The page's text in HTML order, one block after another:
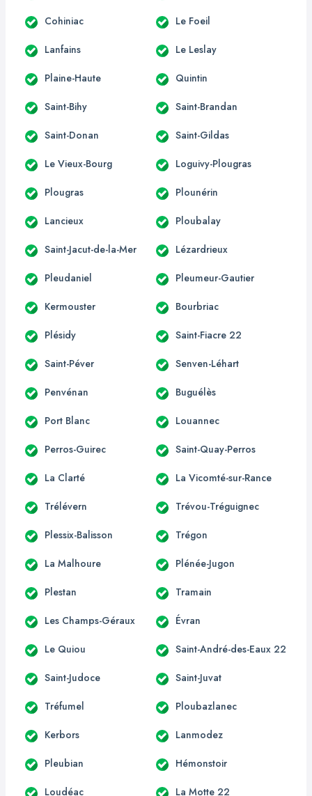
Cohiniac Le Foeil
Lanfains Le Leslay
Plaine-Haute Quintin
Saint-Bihy Saint-Brandan
Saint-Donan Saint-Gildas
Le Vieux-Bourg Loguivy-Plougras
Plougras Plounérin
Lancieux Ploubalay
Saint-Jacut-de-la-Mer Lézardrieux
Pleudaniel Pleumeur-Gautier
Kermouster Bourbriac
Plésidy Saint-Fiacre 22
Saint-Péver Senven-Léhart
Penvénan Buguélès
Port Blanc Louannec
Perros-Guirec Saint-Quay-Perros
La Clarté La Vicomté-sur-Rance
Trélévern Trévou-Tréguignec
Plessix-Balisson Trégon
La Malhoure Plénée-Jugon
Plestan Tramain
Les Champs-Géraux Évran
Le Quiou Saint-André-des-Eaux 22
Saint-Judoce Saint-Juvat
Tréfumel Ploubazlanec
Kerbors Lanmodez
Pleubian Hémonstoir
Loudéac La Motte 22